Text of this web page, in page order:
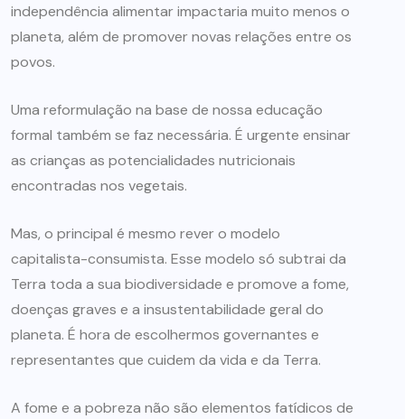
independência alimentar impactaria muito menos o
planeta, além de promover novas relações entre os
povos.
Uma reformulação na base de nossa educação
formal também se faz necessária. É urgente ensinar
as crianças as potencialidades nutricionais
encontradas nos vegetais.
Mas, o principal é mesmo rever o modelo
capitalista-consumista. Esse modelo só subtrai da
Terra toda a sua biodiversidade e promove a fome,
doenças graves e a insustentabilidade geral do
planeta. É hora de escolhermos governantes e
representantes que cuidem da vida e da Terra.
A fome e a pobreza não são elementos fatídicos de